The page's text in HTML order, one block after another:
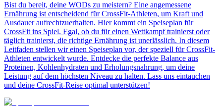
Bist du bereit, deine WODs zu meistern? Eine angemessene
Ernährung ist entscheidend für CrossFit-Athleten, um Kraft und
Ausdauer aufrechtzuerhalten. Hier kommt ein Speiseplan für
CrossFit ins Spiel. Egal, ob du für einen Wettkampf trainierst oder
täglich trainierst, die richtige Ernährung ist unerlässlich. In diesem
Leitfaden stellen wir einen Speiseplan vor, der speziell für CrossFit-
Athleten entwickelt wurde. Entdecke die perfekte Balance aus
Proteinen, Kohlenhydraten und Erholungsnahrung, um deine
Leistung auf dem höchsten Niveau zu halten. Lass uns eintauchen
und deine CrossFit-Reise optimal unterstützen!